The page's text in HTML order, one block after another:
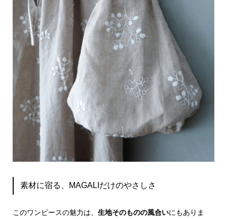
素材に宿る、MAGALIだけのやさしさ
このワンピースの魅力は、 生地そのものの風合いにもありま